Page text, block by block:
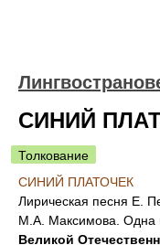
СИНИЙ
Толкование
СИНИЙ ПЛАТОЧЕК
Лирическая песня Е.
М.А. Максимова. Одна
Великой